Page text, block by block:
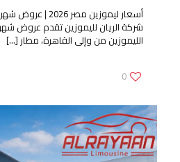
أسعار ليموزين
شركة الريان لليموزين تقدم عروض
الليموزين من وإلى القاهرة، مطار […]
0